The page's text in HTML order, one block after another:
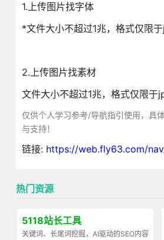
1.上传图片找字体
*文件大小不超过1兆，格式仅限
2.上传图片找素材
文件大小不超过1兆，格式仅限
仅供个人学习参考/导航指引使用，具
与支持！
链接: https://web.fly63.com/
热门资源
5118站长工具
关键词、长尾词挖掘，AI驱动的SEO内容